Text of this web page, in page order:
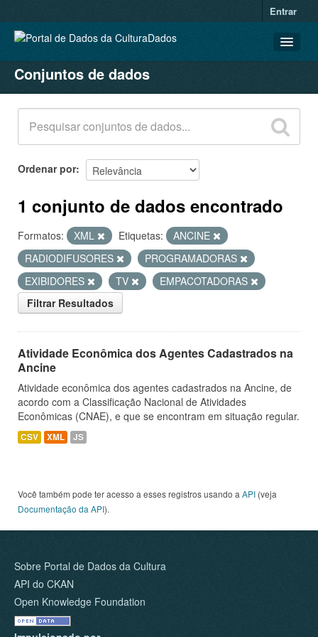
Entrar
CONJUNTOS DE DADOS
ORGANIZAÇÕES
GRUPOS
SOBRE
Conjuntos de dados
Ordenar por
1 conjunto de dados encontrado
Formatos: XML Etiquetas:
ANCINE
RADIODIFUSORES
PROGRAMADORAS
EXIBIDORES
TV
EMPACOTADORAS
Filtrar Resultados
Atividade Econômica dos Agentes Cadastrados na
Ancine
Atividade econômica dos agentes cadastrados na Ancine, de
acordo com a Classificação Nacional de Atividades
Econômicas (CNAE), e que se encontram em situação regular.
CSV XML JS
Você também pode ter acesso a esses registros usando a API (veja
Documentação da API).
Sobre Portal de Dados da Cultura
API do CKAN
Open Knowledge Foundation